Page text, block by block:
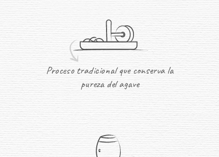
Proceso tradicional que conserva la
pureza del agave